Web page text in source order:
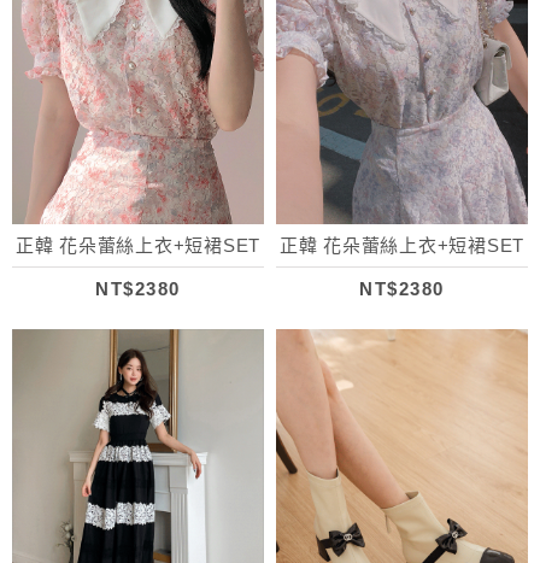
正韓 花朵蕾絲上衣+短裙SET
NT$2380
正韓 花朵蕾絲上衣+短裙SET
NT$2380